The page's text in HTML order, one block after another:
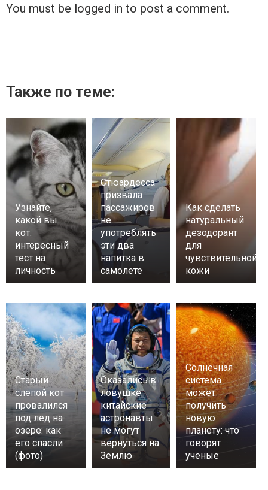
You must be logged in to post a comment.
Также по теме:
Узнайте,
какой вы
кот:
интересный
тест на
личность
Стюардесса
призвала
пассажиров
не
употреблять
эти два
напитка в
самолете
Как сделать
натуральный
дезодорант
для
чувствительной
кожи
Старый
слепой кот
провалился
под лед на
озере: как
его спасли
(фото)
Оказались в
ловушке:
китайские
астронавты
не могут
вернуться на
Землю
Солнечная
система
может
получить
новую
планету: что
говорят
ученые